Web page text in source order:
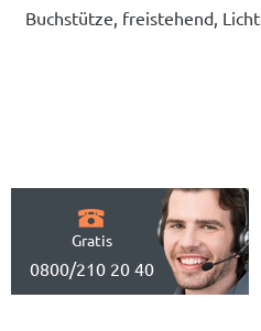
Buchstütze, freistehend,
Gratis
0800/210 20 40